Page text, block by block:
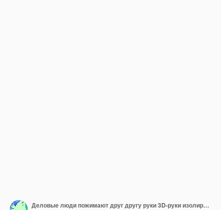
Деловые люди пожимают друг другу руки 3D-руки изолированы на прозрачном фоне